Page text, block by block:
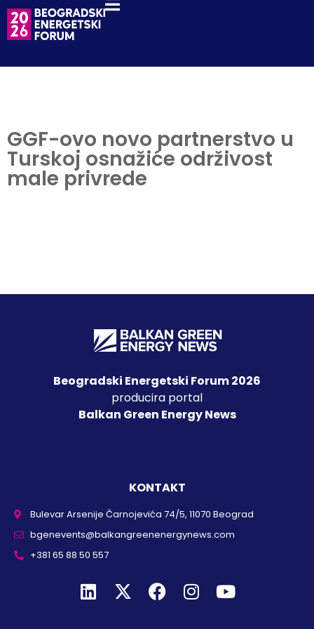
GGF-ovo novo partnerstvo u
Turskoj osnažiće održivost
male privrede
Beogradski Energetski Forum 2026
producira portal
Balkan Green Energy News
KONTAKT
Bulevar Arsenije Čarnojevića 74/5, 11070 Beograd
bgenevents@balkangreenenergynews.com
+381 65 88 50 557